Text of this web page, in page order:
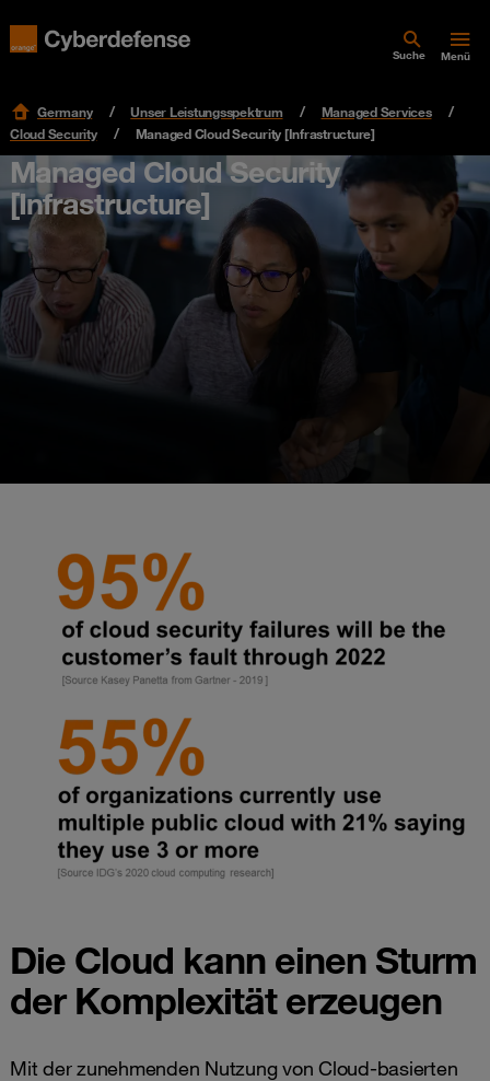
Suche Menü
Germany Unser Leistungsspektrum
Managed Services
Cloud Security
Managed Cloud Security [Infrastructure]
Managed Cloud Security
[Infrastructure]
Die Cloud kann einen Sturm
der Komplexität erzeugen
Mit der zunehmenden Nutzung von Cloud-basierten